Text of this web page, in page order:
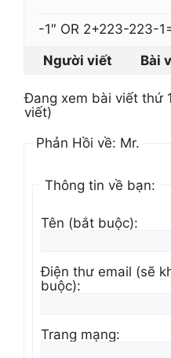
-1″ OR 2+223-223-
Người viết
Bài
Đang xem bài viết thứ
viết)
Phản Hồi về: Mr.
Thông tin về bạn:
Tên (bắt buộc):
Điện thư email (sẽ
buộc):
Trang mạng: